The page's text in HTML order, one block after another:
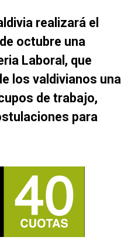
realizará el
octubre una
Laboral, que
los valdivianos una
de trabajo,
para